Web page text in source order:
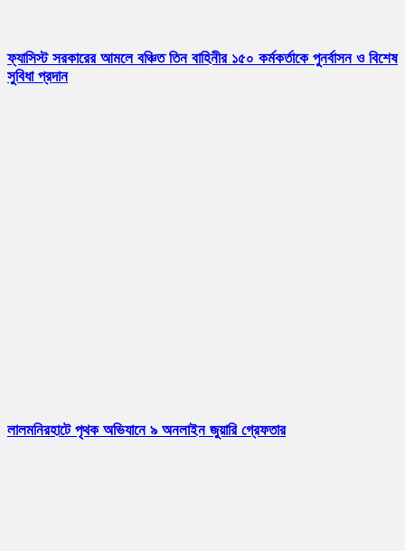
ফ্যাসিস্ট সরকারের আমলে বঞ্চিত তিন বাহিনীর ১৫০ কর্মকর্তাকে পুনর্বাসন ও বিশেষ
সুবিধা প্রদান
লালমনিরহাটে পৃথক অভিযানে ৯ অনলাইন জুয়ারি গ্রেফতার